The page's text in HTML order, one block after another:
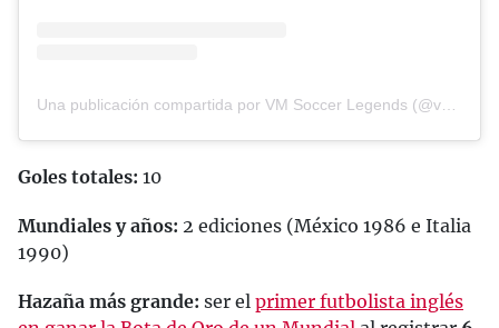
Goles totales: 10
Mundiales y años: 2 ediciones (México 1986 e Italia
1990)
Hazaña más grande: ser el primer futbolista inglés